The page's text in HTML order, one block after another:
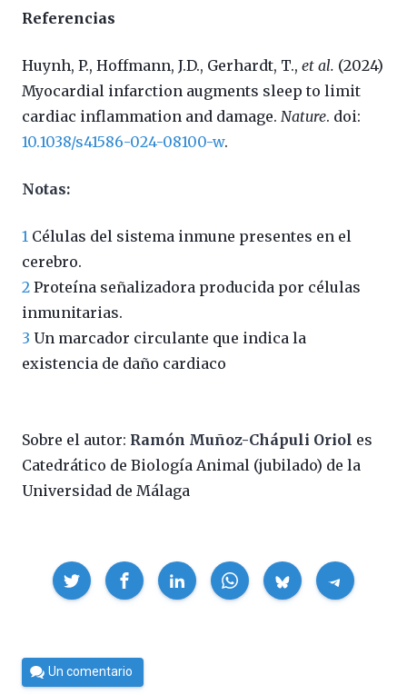
Referencias
Huynh, P., Hoffmann, J.D., Gerhardt, T., et al. (2024)
Myocardial infarction augments sleep to limit
cardiac inflammation and damage. Nature. doi:
10.1038/s41586-024-08100-w.
Notas:
1 Células del sistema inmune presentes en el
cerebro.
2 Proteína señalizadora producida por células
inmunitarias.
3 Un marcador circulante que indica la
existencia de daño cardiaco
Sobre el autor: Ramón Muñoz-Chápuli Oriol es
Catedrático de Biología Animal (jubilado) de la
Universidad de Málaga
Compartir
Por
César
Un comentario